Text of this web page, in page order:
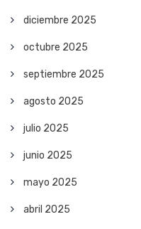
diciembre 2025
octubre 2025
septiembre 2025
agosto 2025
julio 2025
junio 2025
mayo 2025
abril 2025